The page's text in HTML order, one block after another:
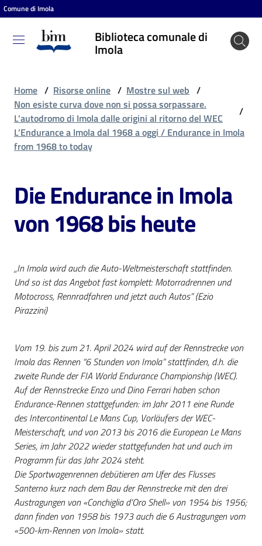
Vai al contenuto
Vai alla navigazione
Vai al footer
Comune di Imola
Biblioteca comunale di
Imola
Biblioteca
comunale
Entra
puoi
fare
contenuti
online
Casa
Piani
Archivio
storico
Decentrate
Home / Risorse online / Mostre sul web /
Non esiste curva dove non si possa sorpassare.
L'autodromo di Imola dalle origini al ritorno del WEC
/
L’Endurance a Imola dal 1968 a oggi / Endurance in Imola
from 1968 to today
Die Endurance in Imola
von 1968 bis heute
„In Imola wird auch die Auto-Weltmeisterschaft stattfinden.
Und so ist das Angebot fast komplett: Motorradrennen und
Motocross, Rennradfahren und jetzt auch Autos” (Ezio
Pirazzini)
Vom 19. bis zum 21. April 2024 wird auf der Rennstrecke von
Imola das Rennen “6 Stunden von Imola” stattfinden, d.h. die
zweite Runde der FIA World Endurance Championship (WEC).
Auf der Rennstrecke Enzo und Dino Ferrari haben schon
Endurance-Rennen stattgefunden: im Jahr 2011 eine Runde
des Intercontinental Le Mans Cup, Vorläufers der WEC-
Meisterschaft, und von 2013 bis 2016 die European Le Mans
Series, im Jahr 2022 wieder stattgefunden hat und auch im
Programm für das Jahr 2024 steht.
Die Sportwagenrennen debütieren am Ufer des Flusses
Santerno kurz nach dem Bau der Rennstrecke mit den drei
Austragungen von «Conchiglia d’Oro Shell» von 1954 bis 1956;
dann finden von 1958 bis 1973 auch die 6 Austragungen vom
«500-km-Rennen von Imola» statt.